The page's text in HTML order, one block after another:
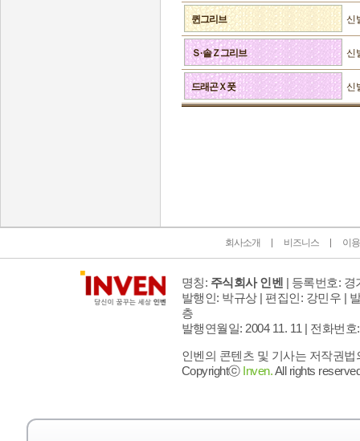
퀸그리브 신
Ｓ·솔Ｚ그리브 신
드래곤Ｘ풋 신
회사소개 비즈니스 이
명칭: 주식회사 인벤 | 등록번호: 경
발행인: 박규상 | 편집인: 강민우 |
층
발행연월일: 2004 11. 11 | 전화번호
인벤의 콘텐츠 및 기사는 저작권
Copyrightⓒ Inven.All rights